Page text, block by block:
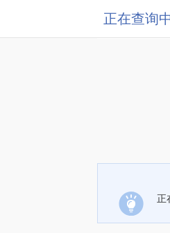
正在查询
正